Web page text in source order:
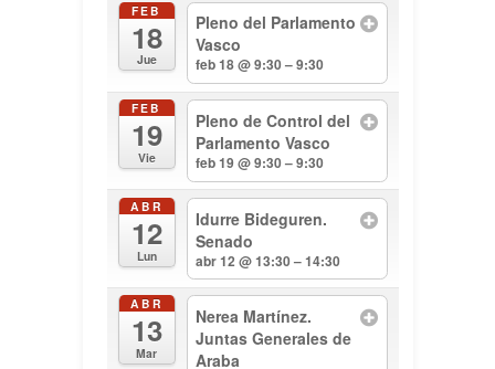
FEB
18
Jue
Pleno del Parlamento
Vasco
feb 18 @ 9:30 – 9:30
FEB
19
Vie
Pleno de Control del
Parlamento Vasco
feb 19 @ 9:30 – 9:30
ABR
12
Lun
Idurre Bideguren.
Senado
abr 12 @ 13:30 – 14:30
ABR
13
Mar
Nerea Martínez.
Juntas Generales de
Araba